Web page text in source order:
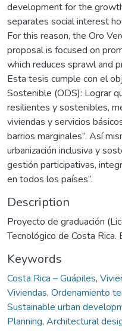
development for the
separates social interest
For this reason, the Oro
proposal is focused on
which reduces sprawl and
Esta tesis cumple con el
Sostenible (ODS): Lograr
resilientes y sostenibles,
viviendas y servicios
barrios marginales”. Así
urbanización inclusiva y
gestión participativas,
en todos los países”.
Description
Proyecto de graduación
Tecnológico de Costa
Keywords
Costa Rica – Guápiles,
Viviendas, Ordenamiento
Sustainable urban
Planning, Architectural